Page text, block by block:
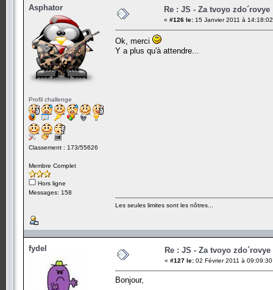
Asphator
Profil challenge
Classement : 173/55626
Membre Complet
Hors ligne
Messages: 158
Re : JS - Za tvoyo zdo´rovye
« #126 le: 15 Janvier 2011 à
Ok, merci
Y a plus qu'à attendre...
Les seules limites sont les nôtres...
fydel Re : JS - Za tvoyo zdo´rovye
« #127 le: 02 Février 2011 à
Bonjour,